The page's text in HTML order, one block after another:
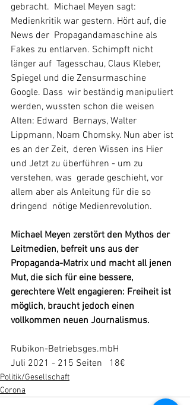
gebracht.  Michael Meyen sagt:
Medienkritik war gestern. Hört auf, die
News der  Propagandamaschine als
Fakes zu entlarven. Schimpft nicht
länger auf  Tagesschau, Claus Kleber,
Spiegel und die Zensurmaschine
Google. Dass  wir beständig manipuliert
werden, wussten schon die weisen
Alten: Edward  Bernays, Walter
Lippmann, Noam Chomsky. Nun aber ist
es an der Zeit,  deren Wissen ins Hier
und Jetzt zu überführen - um zu
verstehen, was  gerade geschieht, vor
allem aber als Anleitung für die so
dringend  nötige Medienrevolution.
Michael Meyen zerstört den Mythos der
Leitmedien, befreit uns aus der
Propaganda-Matrix und macht all jenen
Mut, die sich für eine bessere,
gerechtere Welt engagieren: Freiheit ist
möglich, braucht jedoch einen
vollkommen neuen Journalismus.
Rubikon-Betriebsges.mbH
Juli 2021 - 215 Seiten   18€
Politik/Gesellschaft
Corona